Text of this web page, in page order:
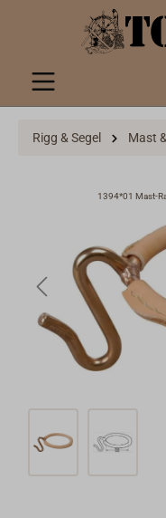
springen
Rigg & Segel Mast
1394*01 Mast-